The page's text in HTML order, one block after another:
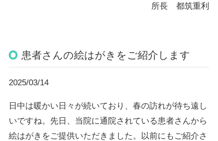
所長 都筑重利
患者さんの絵はがきをご紹介します
2025/03/14
日中は暖かい日々が続いており、春の訪れが待ち遠し
いですね。先日、当院に通院されている患者さんから
絵はがきをご提供いただきました。以前にもご紹介さ